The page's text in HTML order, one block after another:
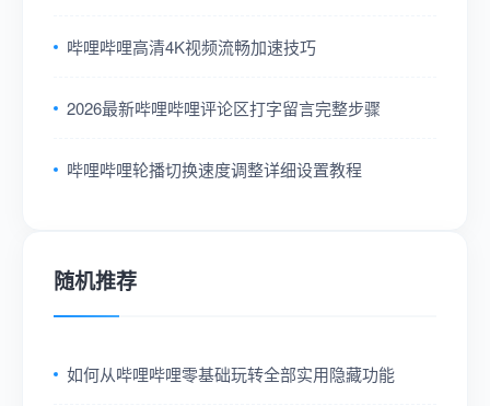
哔哩哔哩高清4K视频流畅加速技巧
2026最新哔哩哔哩评论区打字留言完整步骤
哔哩哔哩轮播切换速度调整详细设置教程
随机推荐
如何从哔哩哔哩零基础玩转全部实用隐藏功能